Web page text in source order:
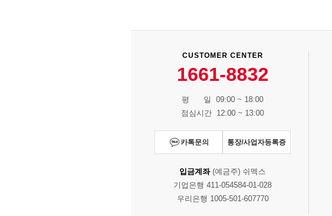
CUSTOMER CENTER
1661-8832
평 일 09:00 ~ 18:00
점심시간 12:00 ~ 13:00
카톡문의 통장/사업자등록증
입금계좌(예금주) 쉬멕스
기업은행 411-054584-01-028
우리은행 1005-501-607770